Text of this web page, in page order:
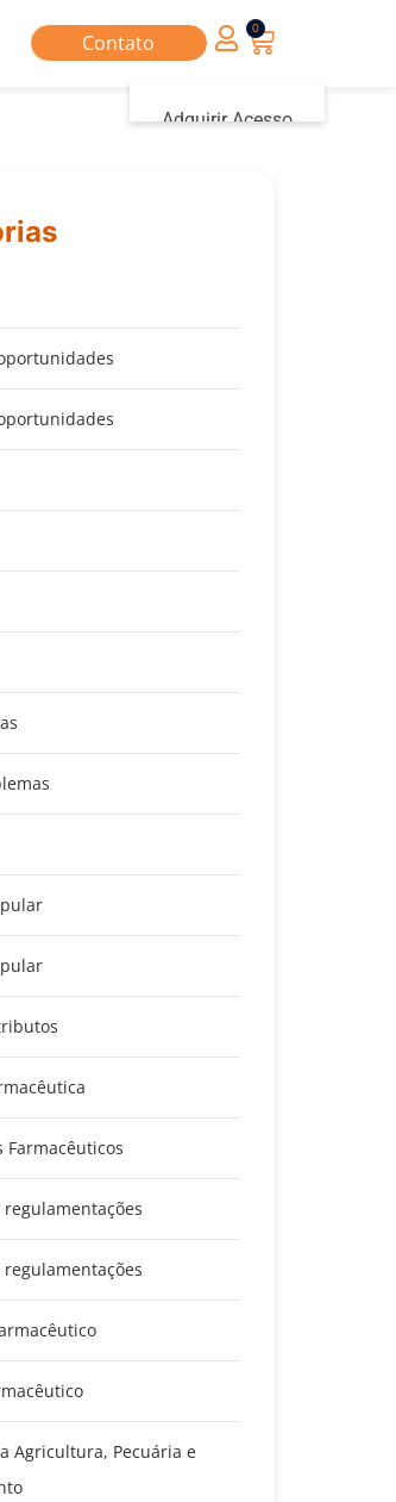
Contato
Adquirir Acesso
0
Farmacêuticos
regulamentações
regulamentações
Agricultura, Pecuária e